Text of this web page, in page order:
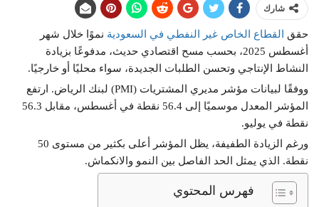
شارك
حقق القطاع الخاص غير النفطي في السعودية نموًا خلال شهر
أغسطس 2025، بحسب مسح اقتصادي حديث، مدفوعًا بزيادة
النشاط الإنتاجي وتحسن الطلبات الجديدة، سواء محليًا أو خارجيًا.
ووفقًا لبيانات مؤشر مديري المشتريات (PMI) لبنك الرياض. ارتفع
المؤشر المعدل موسميًا إلى 56.4 نقطة في أغسطس، مقابل 56.3
نقطة في يوليو.
ورغم الزيادة الطفيفة، يظل المؤشر أعلى بكثير من مستوى 50
نقطة. الذي يمثل الحد الفاصل بين النمو والانكماش.
فهرس المحتوي